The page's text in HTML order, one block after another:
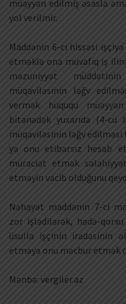
müəyyən edilmiş əsasla
yol verilmir.
Maddənin 6-cı hissəsi
etməklə ona müvafiq iş
məzuniyyət
müqaviləsinin ləğv
vermək hüququ
bitənədək yuxarıda (4-cü
müqaviləsinin ləğv
ya onu etibarsız hesab
müraciət etmək
etməyin vacib olduğunu
Nəhayət maddənin 7-ci
zor işlədilərək, hədə-
üsulla işçinin iradəsinin
etməyə onu məcbur etmək
Mənbə: vergiler.az